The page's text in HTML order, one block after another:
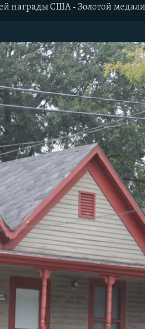
награды США - Золотой медали